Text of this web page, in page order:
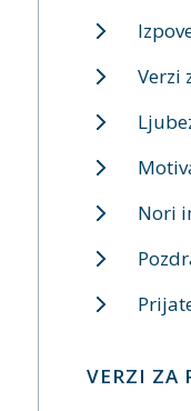
Verzi
Nori
VERZI ZA